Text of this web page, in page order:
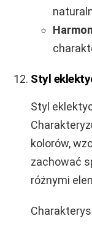
Styl
Styl
kolorów,
zachować
różnymi